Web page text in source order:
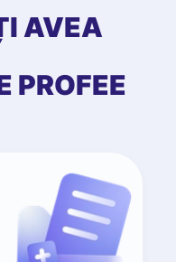
AVEA
PROFEE